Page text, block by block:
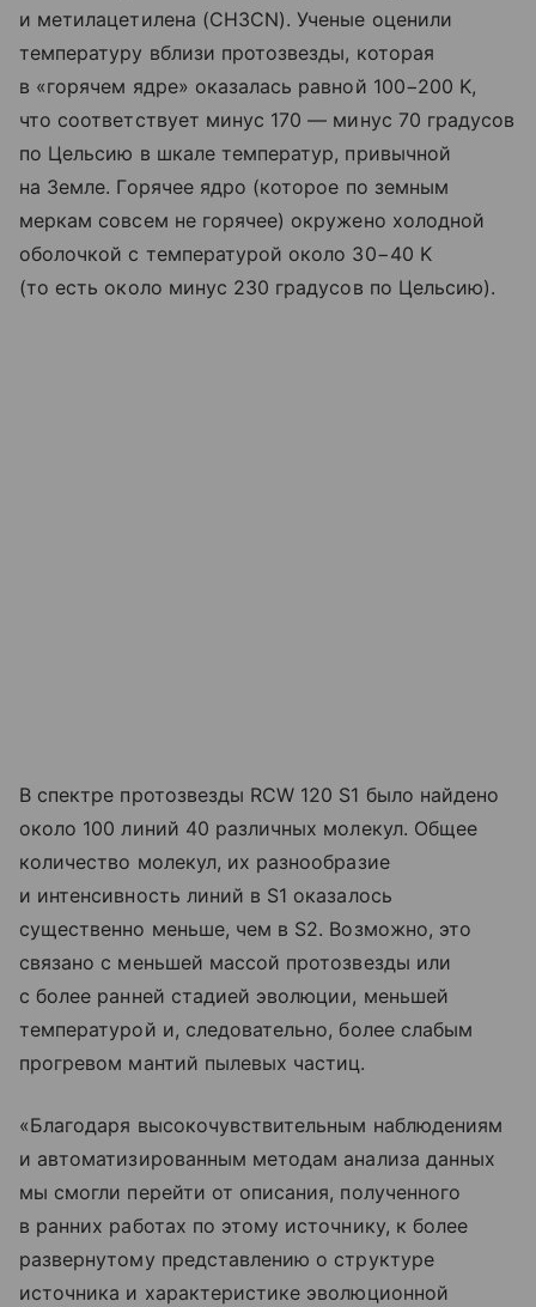
и метилацетилена (CH3CN). Ученые оценили
температуру вблизи протозвезды, которая
в «горячем ядре» оказалась равной 100−200 K,
что соответствует минус 170 — минус 70 градусов
по Цельсию в шкале температур, привычной
на Земле. Горячее ядро (которое по земным
меркам совсем не горячее) окружено холодной
оболочкой с температурой около 30−40 K
(то есть около минус 230 градусов по Цельсию).
В спектре протозвезды RCW 120 S1 было найдено
около 100 линий 40 различных молекул. Общее
количество молекул, их разнообразие
и интенсивность линий в S1 оказалось
существенно меньше, чем в S2. Возможно, это
связано с меньшей массой протозвезды или
с более ранней стадией эволюции, меньшей
температурой и, следовательно, более слабым
прогревом мантий пылевых частиц.
«Благодаря высокочувствительным наблюдениям
и автоматизированным методам анализа данных
мы смогли перейти от описания, полученного
в ранних работах по этому источнику, к более
развернутому представлению о структуре
источника и характеристике эволюционной